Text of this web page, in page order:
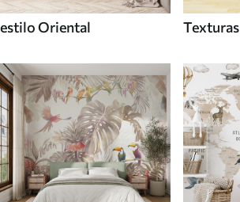
estilo Oriental Texturas